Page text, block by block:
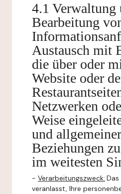
4.1 Verwaltung
Bearbeitung
Austausch mit
die über oder
Website oder
Netzwerken
Weise
und
Beziehungen
im weitesten
- Verarbeitungszweck:
veranlasst, Ihre